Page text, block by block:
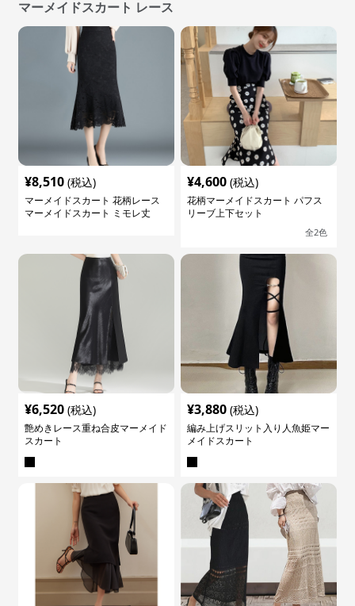
マーメイドスカート レース
¥8,510 (税込)
マーメイドスカート 花柄レース
マーメイドスカート ミモレ丈
¥4,600 (税込)
花柄マーメイドスカート パフス
リーブ上下セット
全2色
¥6,520 (税込)
艶めきレース重ね合皮マーメイド
スカート
¥3,880 (税込)
編み上げスリット入り人魚姫マー
メイドスカート